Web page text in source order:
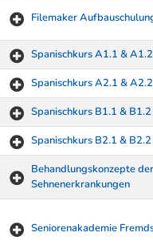
Filemaker
Spanischkurs A1.1 & A1.2
Spanischkurs A2.1 & A2.2
Spanischkurs B1.1 & B1.2
Spanischkurs B2.1 & B2.2
Behandlungskonzepte
Sehnenerkrankungen
Seniorenakademie